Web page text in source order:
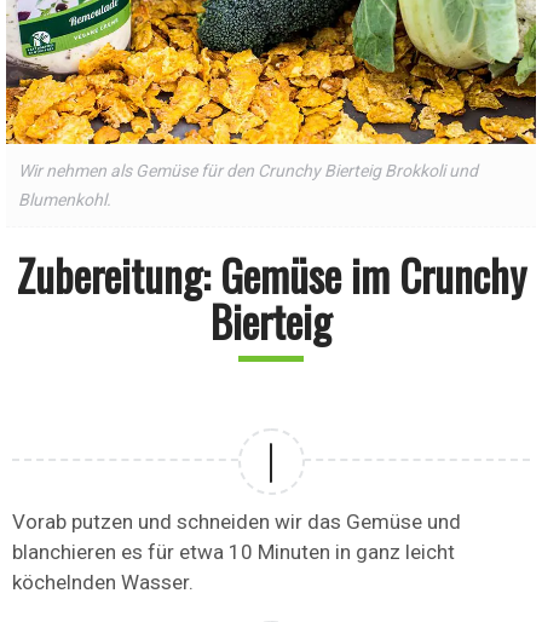
Wir nehmen als Gemüse für den Crunchy Bierteig Brokkoli und
Blumenkohl.
Zubereitung: Gemüse im Crunchy
Bierteig
Vorab putzen und schneiden wir das Gemüse und
blanchieren es für etwa 10 Minuten in ganz leicht
köchelnden Wasser.